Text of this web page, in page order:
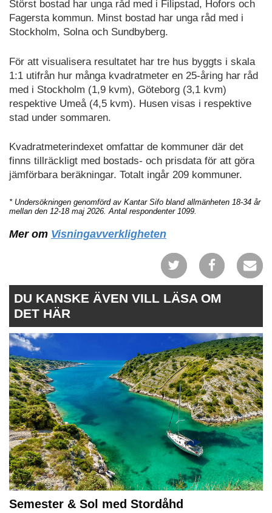
Störst bostad har unga råd med i Filipstad, Hofors och
Fagersta kommun. Minst bostad har unga råd med i
Stockholm, Solna och Sundbyberg.
För att visualisera resultatet har tre hus byggts i skala
1:1 utifrån hur många kvadratmeter en 25-åring har råd
med i Stockholm (1,9 kvm), Göteborg (3,1 kvm)
respektive Umeå (4,5 kvm). Husen visas i respektive
stad under sommaren.
Kvadratmeterindexet omfattar de kommuner där det
finns tillräckligt med bostads- och prisdata för att göra
jämförbara beräkningar. Totalt ingår 209 kommuner.
* Undersökningen genomförd av Kantar Sifo bland allmänheten 18-34 år
mellan den 12-18 maj 2026. Antal respondenter 1099.
Mer om Visningavverkligheten
DU KANSKE ÄVEN VILL LÄSA OM
DET HÄR
Semester & Sol med Stordåhd